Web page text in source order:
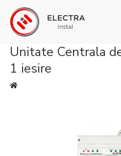
Unitate Centrala
1 iesire